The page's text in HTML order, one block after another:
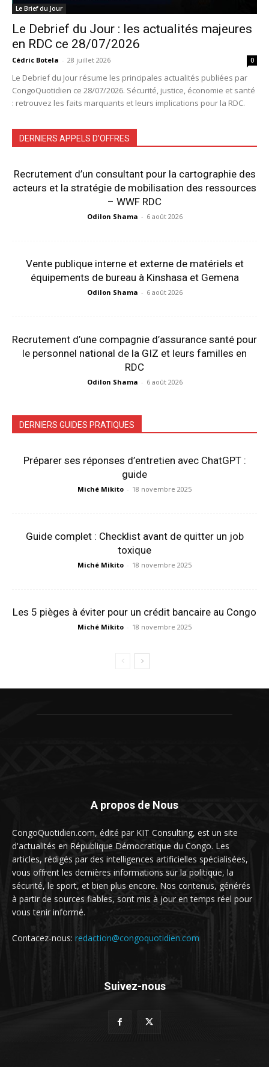
Le Brief du Jour
Le Debrief du Jour : les actualités majeures
en RDC ce 28/07/2026
Cédric Botela - 28 juillet 2026 0
Le Debrief du Jour résume les principales actualités publiées par
CongoQuotidien ce 28/07/2026. Sécurité, justice, économie et santé
: retrouvez les faits marquants et leurs implications pour la RDC.
DERNIERS APPELS D'OFFRES
Recrutement d’un consultant pour la cartographie des
acteurs et la stratégie de mobilisation des ressources
– WWF RDC
Odilon Shama - 6 août 2026
Vente publique interne et externe de matériels et
équipements de bureau à Kinshasa et Gemena
Odilon Shama - 6 août 2026
Recrutement d’une compagnie d’assurance santé pour
le personnel national de la GIZ et leurs familles en
RDC
Odilon Shama - 6 août 2026
DERNIERS GUIDES PRATIQUES
Préparer ses réponses d’entretien avec ChatGPT :
guide
Miché Mikito - 18 novembre 2025
Guide complet : Checklist avant de quitter un job
toxique
Miché Mikito - 18 novembre 2025
Les 5 pièges à éviter pour un crédit bancaire au Congo
Miché Mikito - 18 novembre 2025
A propos de Nous
CongoQuotidien.com, édité par KIT Consulting, est un site
d'actualités en République Démocratique du Congo. Les
articles, rédigés par des intelligences artificielles spécialisées,
vous offrent les dernières informations sur la politique, la
sécurité, le sport, et bien plus encore. Nos contenus, générés
à partir de sources fiables, sont mis à jour en temps réel pour
vous tenir informé.
Contacez-nous: redaction@congoquotidien.com
Suivez-nous